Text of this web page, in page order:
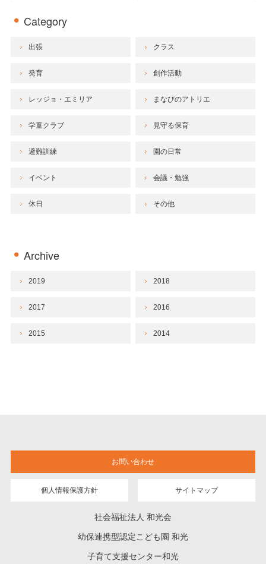
Category
出張 クラス
発育 創作活動
レッジョ・エミリア まなびのアトリエ
学童クラブ 見守る保育
避難訓練 園の日常
イベント 会議・勉強
休日 その他
Archive
2019 2018
2017 2016
2015 2014
お問い合わせ
個人情報保護方針 サイトマップ
社会福祉法人 和光会
幼保連携型認定こども園 和光
子育て支援センター和光